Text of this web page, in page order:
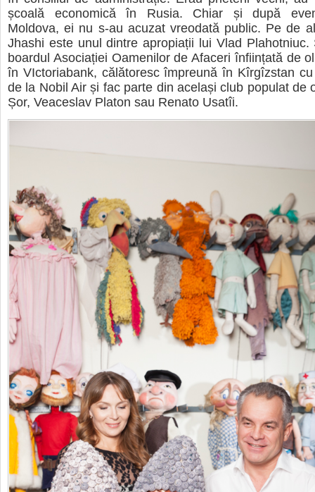
școală economică în Rusia. Chiar și după
Moldova, ei nu s-au acuzat vreodată public. Pe de
Jhashi este unul dintre apropiații lui Vlad Plahotniuc.
boardul Asociației Oamenilor de Afaceri înființată de
în VIctoriabank, călătoresc împreună în Kîrgîzstan
de la Nobil Air și fac parte din același club populat de
Șor, Veaceslav Platon sau Renato Usatîi.